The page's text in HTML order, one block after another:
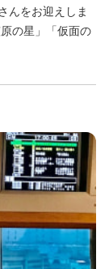
んをお迎えしま
の星」「仮面の